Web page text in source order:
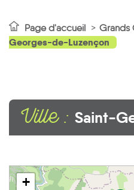
Page d'accueil Grands
Georges-de-Luzençon
Ville : Saint-
+